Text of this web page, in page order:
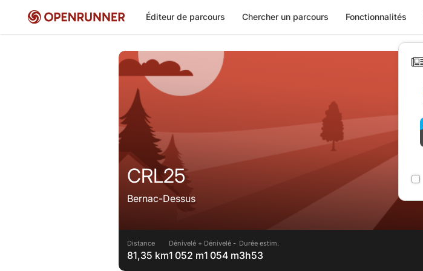
Éditeur de parcours Chercher un parcours Fonctionnalités
CRL25
Bernac-Dessus
Distance
81,35 km
Dénivelé +
1 052 m
Dénivelé -
1 054 m
Durée estim.
3h53